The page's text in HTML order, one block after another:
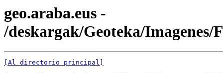
geo.araba.eus -
/deskargak/Geoteka/Imagenes/
[Al directorio principal]